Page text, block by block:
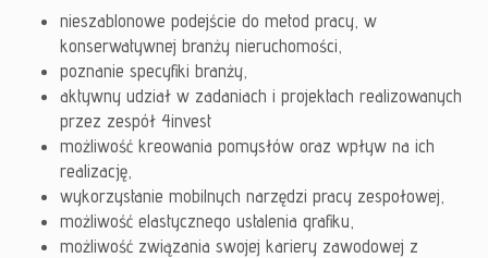
nieszablonowe podejście do metod pracy, w
konserwatywnej branży nieruchomości,
poznanie specyfiki branży,
aktywny udział w zadaniach i projektach realizowanych
przez zespół 4invest
możliwość kreowania pomysłów oraz wpływ na ich
realizację,
wykorzystanie mobilnych narzędzi pracy zespołowej,
możliwość elastycznego ustalenia grafiku,
możliwość związania swojej kariery zawodowej z